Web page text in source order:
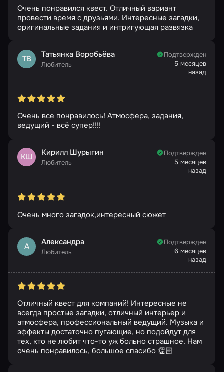
Очень понравился квест. Отличный вариант
провести время с друзьями. Интересные загадки,
оригинальные задания и интригующая развязка
ТВ Татьянка Воробьёва
Любитель
Подтвержден
5 месяцев
назад
Очень все понравилось! Атмосфера, задания,
ведущий - всё супер!!!!
КШ Кирилл Шурыгин
Любитель
Подтвержден
5 месяцев
назад
Очень много загадок,интересный сюжет
А Александра
Любитель
Подтвержден
6 месяцев
назад
Отличный квест для компаний! Интересные не
всегда простые загадки, отличный интерьер и
атмосфера, профессиональный ведущий. Музыка и
эффекты достаточно пугающие, но подойдут для
тех, кто не любит что-то уж больно страшное. Нам
очень понравилось, большое спасибо 👏🏻